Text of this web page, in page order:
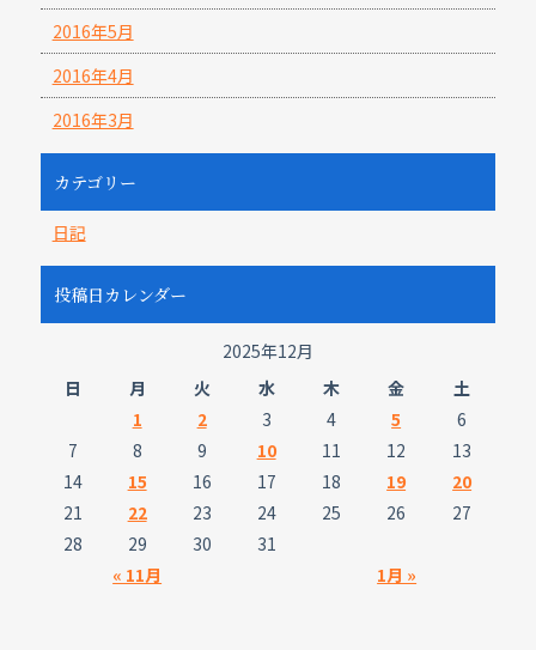
2016年5月
2016年4月
2016年3月
カテゴリー
日記
投稿日カレンダー
2025年12月
日
月 火 水 木 金 土
« 11月 1月 »
1 2 3 4 5
6
7
8 9 10 11 12
13
14
15 16 17 18 19
20
21
22 23 24 25 26
27
28
29 30 31